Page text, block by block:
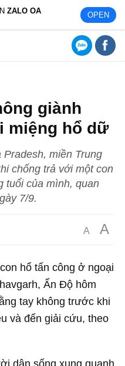
ZALO OA OPEN
giành
miệng hổ dữ
miền Trung
chống trả với một con
tuổi của mình, quan
7/9.
A A
hổ tấn công ở ngoại
Ấn Độ hôm
tay không trước khi
và đến giải cứu, theo
dân sống xung quanh